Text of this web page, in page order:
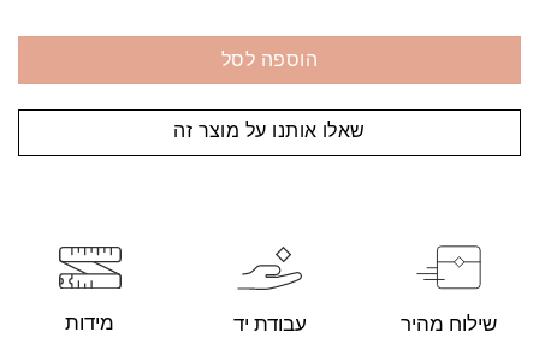
הוספה לסל
שאלו אותנו על מוצר זה
שילוח מהיר עבודת יד מידות